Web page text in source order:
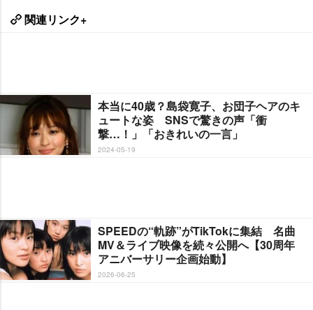
関連リンク+
本当に40歳？島袋寛子、お団子ヘアのキ
ュートな姿 SNSで驚きの声「衝
撃…！」「おきれいの一言」
2024-05-19
SPEEDの“軌跡”がTikTokに集結 名曲
MV＆ライブ映像を続々公開へ【30周年
アニバーサリー企画始動】
2026-06-25